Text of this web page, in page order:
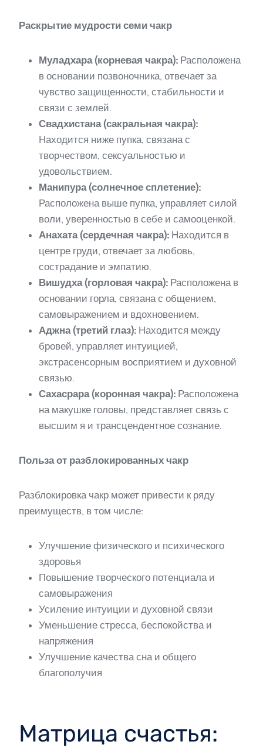
Раскрытие мудрости семи чакр
Муладхара (корневая чакра): Расположена
в основании позвоночника, отвечает за
чувство защищенности, стабильности и
связи с землей.
Свадхистана (сакральная чакра):
Находится ниже пупка, связана с
творчеством, сексуальностью и
удовольствием.
Манипура (солнечное сплетение):
Расположена выше пупка, управляет силой
воли, уверенностью в себе и самооценкой.
Анахата (сердечная чакра): Находится в
центре груди, отвечает за любовь,
сострадание и эмпатию.
Вишудха (горловая чакра): Расположена в
основании горла, связана с общением,
самовыражением и вдохновением.
Аджна (третий глаз): Находится между
бровей, управляет интуицией,
экстрасенсорным восприятием и духовной
связью.
Сахасрара (коронная чакра): Расположена
на макушке головы, представляет связь с
высшим я и трансцендентное сознание.
Польза от разблокированных чакр
Разблокировка чакр может привести к ряду
преимуществ, в том числе:
Улучшение физического и психического
здоровья
Повышение творческого потенциала и
самовыражения
Усиление интуиции и духовной связи
Уменьшение стресса, беспокойства и
напряжения
Улучшение качества сна и общего
благополучия
Матрица счастья: